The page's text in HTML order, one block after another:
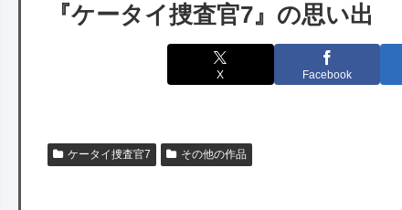
も感謝してるらしい…（ﾌﾞﾙﾌﾞﾙ」＝韓国の反
海外「日本よ、お前がナンバーワンだ」 熊
衝撃
『ケータイ捜査官7』の思い出
X Facebook
ケータイ捜査官7 その他の作品